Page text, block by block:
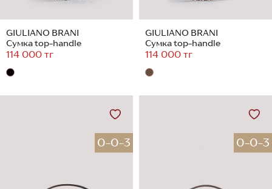
GIULIANO BRANI
Сумка top-handle
114 000 тг
GIULIANO BRANI
Сумка top-handle
114 000 тг
0-0-3 0-0-3